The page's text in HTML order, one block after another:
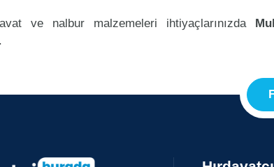
ve nalbur malzemeleri ihtiyaçlarınızda